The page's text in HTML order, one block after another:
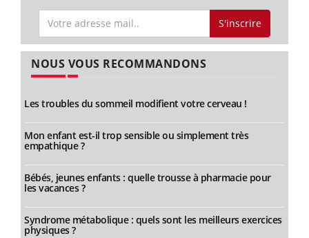
S'inscrire
NOUS VOUS RECOMMANDONS
Les troubles du sommeil modifient votre cerveau !
Mon enfant est-il trop sensible ou simplement très
empathique ?
Bébés, jeunes enfants : quelle trousse à pharmacie pour
les vacances ?
Syndrome métabolique : quels sont les meilleurs exercices
physiques ?